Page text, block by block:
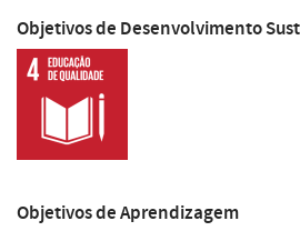
Objetivos de Desenvolvimento
Objetivos de Aprendizagem